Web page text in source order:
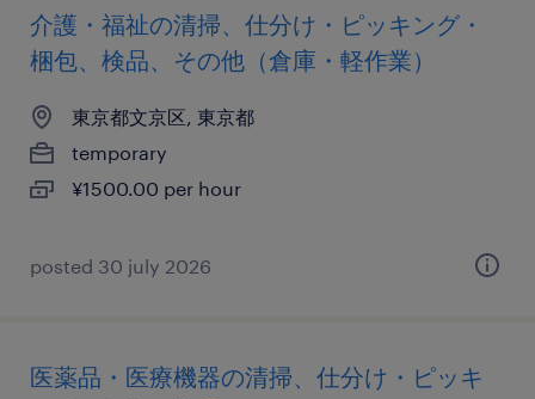
介護・福祉の清掃、仕分け・ピッキング・
梱包、検品、その他（倉庫・軽作業）
東京都文京区, 東京都
temporary
¥1500.00 per hour
posted 30 july 2026
医薬品・医療機器の清掃、仕分け・ピッキ